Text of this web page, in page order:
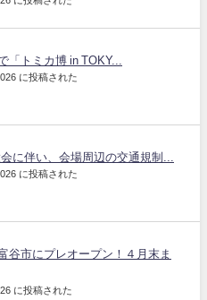
「トミカ博 in TOKY...
に投稿された
に伴い、会場周辺の交通規制...
に投稿された
谷市にプレオープン！４月末ま
に投稿された